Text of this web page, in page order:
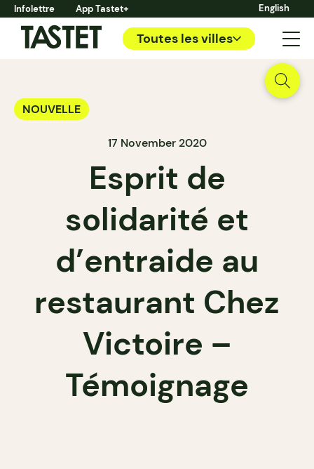
Infolettre App Tastet+ English
Toutes les villes
NOUVELLE
17 November 2020
Esprit de
solidarité et
d’entraide au
restaurant Chez
Victoire –
Témoignage